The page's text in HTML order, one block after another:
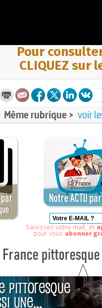
Pour
CLIQUEZ sur
Même rubrique > voir
Saisissez votre mail, et
pour vous abonner